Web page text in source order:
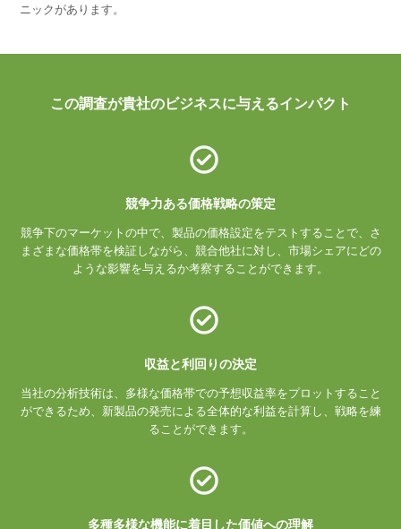
ニックがあります。
この調査が貴社のビジネスに与えるインパクト
競争力ある価格戦略の策定
競争下のマーケットの中で、製品の価格設定をテストすることで、さ
まざまな価格帯を検証しながら、競合他社に対し、市場シェアにどの
ような影響を与えるか考察することができます。
収益と利回りの決定
当社の分析技術は、多様な価格帯での予想収益率をプロットすること
ができるため、新製品の発売による全体的な利益を計算し、戦略を練
ることができます。
多種多様な機能に着目した価値への理解